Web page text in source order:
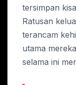
tersimpan
Ratusan
terancam
utama
selama ini